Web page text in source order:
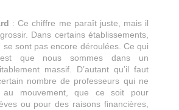
: Ce chiffre me paraît juste, mais il
Dans certains établissements,
se sont pas encore déroulées. Ce qui
que nous sommes dans un
massif. D’autant qu’il faut
nombre de professeurs qui ne
au mouvement, que ce soit pour
ou pour des raisons financières,